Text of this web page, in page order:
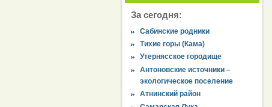
За сегодня:
Сабинские родники
Тихие горы (Кама)
Утернясское городище
Антоновские источники –
экологическое поселение
Атнинский район